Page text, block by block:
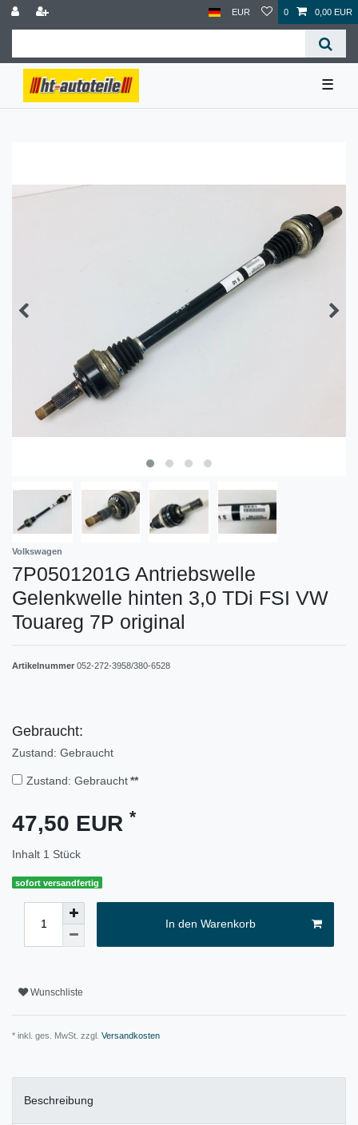
EUR 0 0,00 EUR
☰
Volkswagen
7P0501201G Antriebswelle
Gelenkwelle hinten 3,0 TDi FSI VW
Touareg 7P original
Artikelnummer 052-272-3958/380-6528
Gebraucht:
Zustand: Gebraucht
Zustand: Gebraucht **
47,50 EUR *
Inhalt 1 Stück
sofort versandfertig
In den Warenkorb
Wunschliste
* inkl. ges. MwSt. zzgl. Versandkosten
Beschreibung